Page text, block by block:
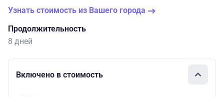
Узнать стоимость из Вашего города
Продолжительность
8 дней
Включено в стоимость